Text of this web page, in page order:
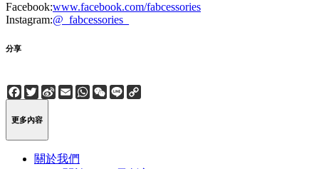
Facebook:www.facebook.com/fabcessories
Instagram:@_fabcessories_
分享
Facebook
Twitter
Sina
Weibo
EmailWhatsApp
WeChat
Line
更多內容
關於我們